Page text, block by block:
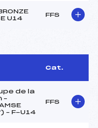
U14
FFS
Cat.
de la
–
– F-U14
FFS